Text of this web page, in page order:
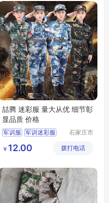
喆腾 迷彩服 量大从优 细节彰
显品质 价格
军训服 军训迷彩服
石家庄市
有限公司
￥ 12.00 拨打电话